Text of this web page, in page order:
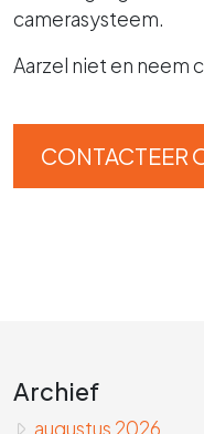
camerasysteem.
Aarzel niet en neem
CONTACTEER
Archief
augustus 2026